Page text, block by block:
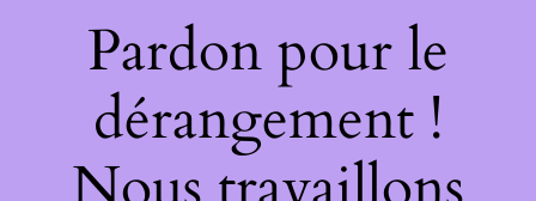
Pardon pour le
dérangement !